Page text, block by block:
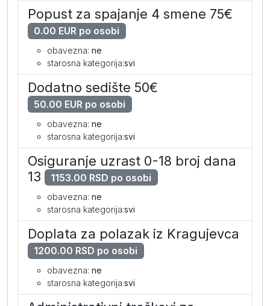
Popust za spajanje 4 smene 75€
0.00 EUR po osobi
obavezna: ne
starosna kategorija:svi
Dodatno sedište 50€
50.00 EUR po osobi
obavezna: ne
starosna kategorija:svi
Osiguranje uzrast 0-18 broj dana
13
1153.00 RSD po osobi
obavezna: ne
starosna kategorija:svi
Doplata za polazak iz Kragujevca
1200.00 RSD po osobi
obavezna: ne
starosna kategorija:svi